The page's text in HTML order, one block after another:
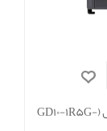
اینورتر سه فاز اینوت مدل (GD10-1R5G-